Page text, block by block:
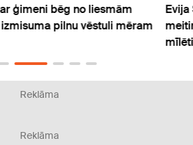
ģimeni bēg no liesmām
pilnu vēstuli mēram
Evija
Reklāma
Reklāma